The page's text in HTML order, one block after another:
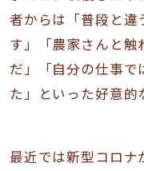
者からは「普段と違
す」「農家さんと触
だ」「自分の仕事で
た」といった好意的
最近では新型コロナ